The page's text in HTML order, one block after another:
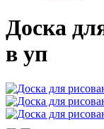
Доска
в уп